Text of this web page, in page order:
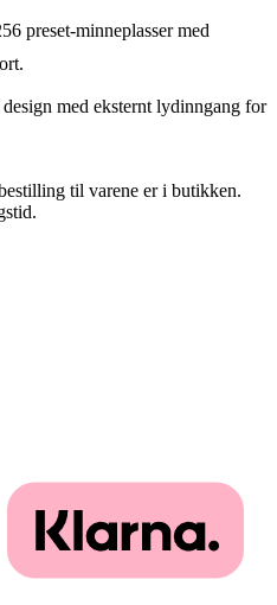
preset-minneplasser med
med eksternt lydinngang for
til varene er i butikken.